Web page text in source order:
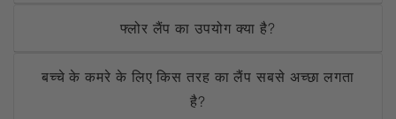
फ्लोर लैंप का उपयोग क्या है?
बच्चे के कमरे के लिए किस तरह का लैंप सबसे अच्छा लगता
है?